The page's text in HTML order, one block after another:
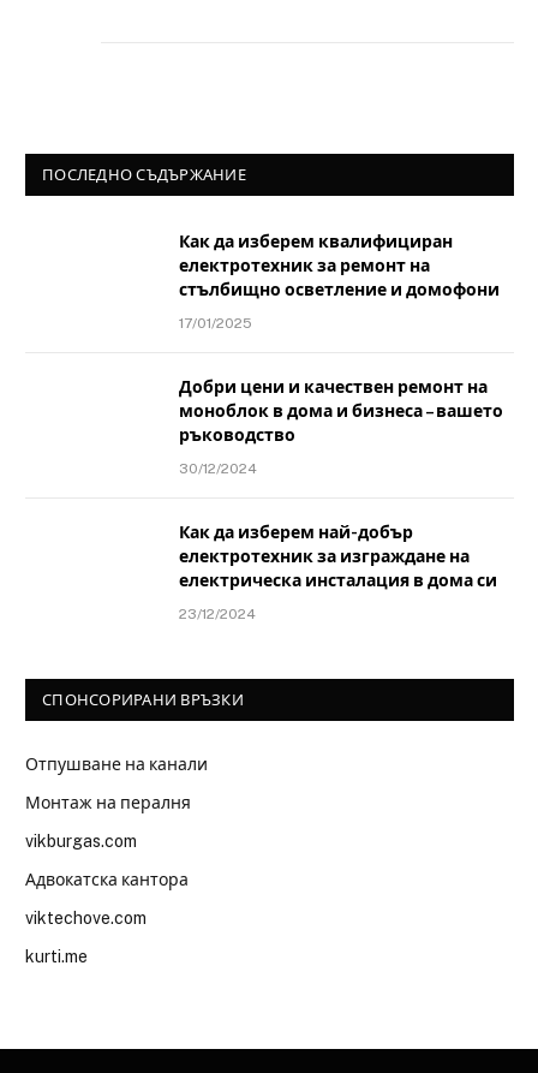
ПОСЛЕДНО СЪДЪРЖАНИЕ
Как да изберем квалифициран
електротехник за ремонт на
стълбищно осветление и домофони
17/01/2025
Добри цени и качествен ремонт на
моноблок в дома и бизнеса – вашето
ръководство
30/12/2024
Как да изберем най-добър
електротехник за изграждане на
електрическа инсталация в дома си
23/12/2024
СПОНСОРИРАНИ ВРЪЗКИ
Отпушване на канали
Монтаж на пералня
vikburgas.com
Адвокатска кантора
viktechove.com
kurti.me